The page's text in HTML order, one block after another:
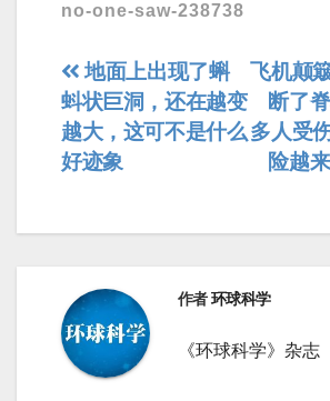
no-one-saw-238738
文
章
导
飞机颠
断了
多人受
险越
地面上出现了蝌
蚪状巨洞，还在越变
越大，这可不是什么
好迹象
作者环球科学
《环球科学》杂志